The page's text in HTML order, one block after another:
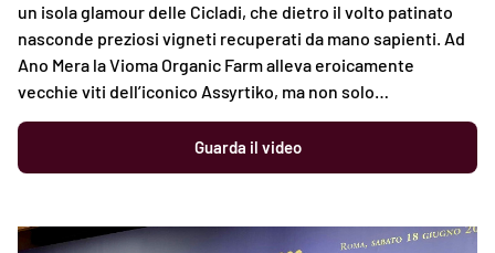
un isola glamour delle Cicladi, che dietro il volto patinato
nasconde preziosi vigneti recuperati da mano sapienti. Ad
Ano Mera la Vioma Organic Farm alleva eroicamente
vecchie viti dell’iconico Assyrtiko, ma non solo…
Guarda il video